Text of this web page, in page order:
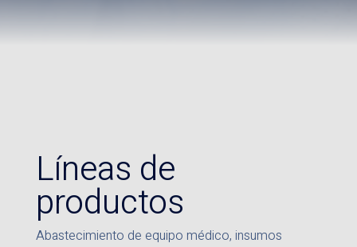
Líneas de
productos
Abastecimiento de equipo médico, insumos